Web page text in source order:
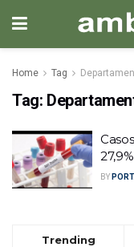
Home Tag
Tag:
BY
Trending